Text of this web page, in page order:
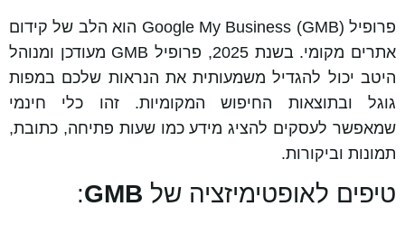
פרופיל Google My Business (GMB) הוא הלב של קידום
אתרים מקומי. בשנת 2025, פרופיל GMB מעודכן ומנוהל
היטב יכול להגדיל משמעותית את הנראות שלכם במפות
גוגל ובתוצאות החיפוש המקומיות. זהו כלי חינמי
שמאפשר לעסקים להציג מידע כמו שעות פתיחה, כתובת,
תמונות וביקורות.
טיפים לאופטימיזציה של GMB
: